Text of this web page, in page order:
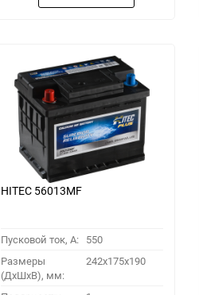
HITEC 56013MF
Пусковой ток, A: 550
Размеры
(ДхШхВ), мм:
242x175x190